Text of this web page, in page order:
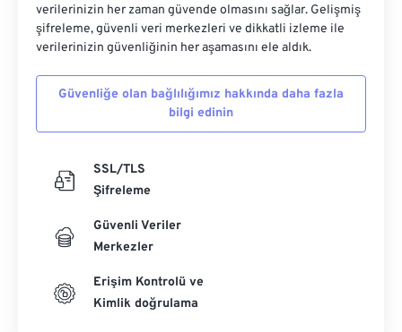
verilerinizin her zaman güvende olmasını sağlar. Gelişmiş
şifreleme, güvenli veri merkezleri ve dikkatli izleme ile
verilerinizin güvenliğinin her aşamasını ele aldık.
Güvenliğe olan bağlılığımız hakkında daha fazla
bilgi edinin
SSL/TLS
Şifreleme
Güvenli Veriler
Merkezler
Erişim Kontrolü ve
Kimlik doğrulama